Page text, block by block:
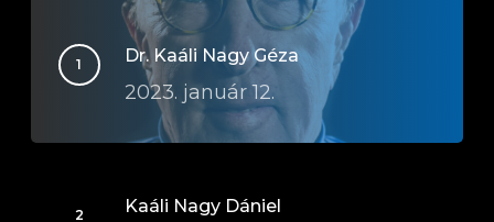
Dr. Kaáli Nagy Géza
2023. január 12.
Kaáli Nagy Dániel